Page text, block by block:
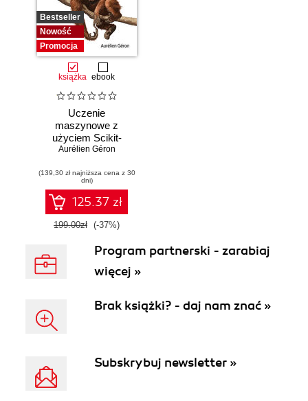
Bestseller
Nowość
Promocja
książka ebook
Uczenie
maszynowe z
użyciem Scikit-
Learn i PyTorch.
narzędzia i techniki
umożliwiające
konstruowanie
inteligentnych
systemów
Aurélien Géron
(139,30 zł najniższa cena z 30
dni)
125.37 zł
199.00zł (-37%)
Program partnerski - zarabiaj
więcej »
Brak książki? - daj nam znać »
Subskrybuj newsletter »